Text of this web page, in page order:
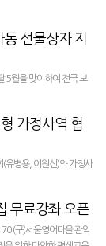
이었다. 도착시간은 저
선물상자 지
5월을 맞이하여 전국 보
다리’를 이달 13일부터
가정사역 협
유병용, 이원신)와 가정사
행한다. 체결식은 한국
무료강좌 오픈
(구)서울영어마을 관악